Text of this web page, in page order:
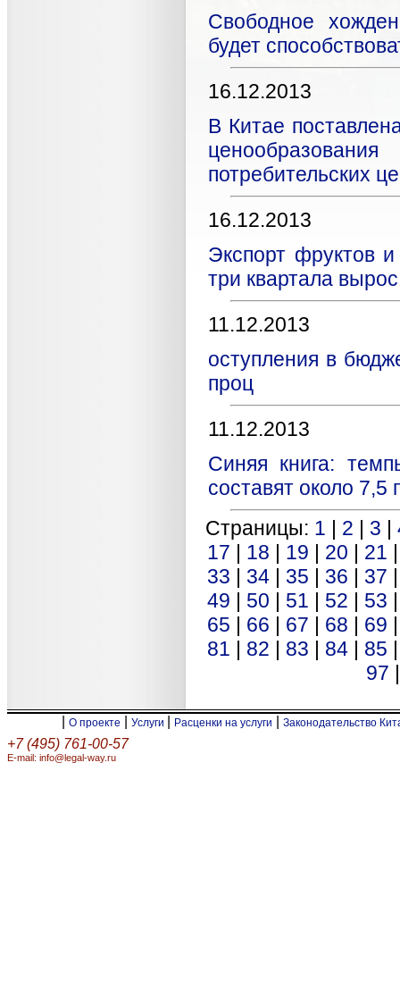
Свободное
будет
16.12.2013
В Китае
потребительских
16.12.2013
Экспорт фруктов
три квартала
11.12.2013
оступления в
проц
11.12.2013
Синяя книга:
составят около 7,5
Страницы: 1 | 2 | 3 |
17 | 18 | 19 | 20 | 21
33 | 34| 35 | 36 | 37
49 | 50 | 51 | 52 | 53
65 | 66 | 67 | 68 | 69
81 | 82 | 83 | 84| 85
97
О проекте Услуги Расценки на услуги Законодательство
+7 (495) 761-00-57
E-mail: info@legal-way.ru